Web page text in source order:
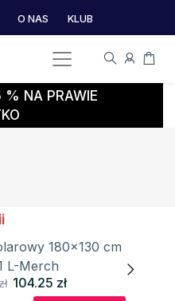
O NAS KLUB
% NA PRAWIE
180x130 cm
L-Merch
104.25 zł